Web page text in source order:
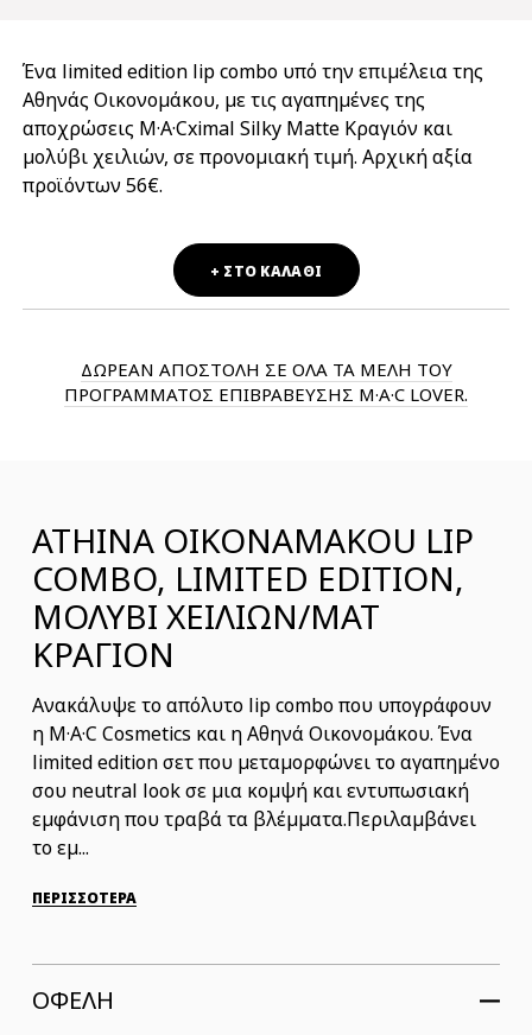
Ένα limited edition lip combo υπό την επιμέλεια της
Αθηνάς Οικονομάκου, με τις αγαπημένες της
αποχρώσεις M·A·Cximal Silky Matte Κραγιόν και
μολύβι χειλιών, σε προνομιακή τιμή. Αρχική αξία
προϊόντων 56€.
+ ΣΤΟ ΚΑΛΑΘΙ
ΔΩΡΕΑΝ ΑΠΟΣΤΟΛΗ ΣΕ ΟΛΑ ΤΑ ΜΕΛΗ ΤΟΥ
ΠΡΟΓΡΑΜΜΑΤΟΣ ΕΠΙΒΡΑΒΕΥΣΗΣ M·A·C LOVER.
ATHINA OIKONAMAKOU LIP
COMBO, LIMITED EDITION,
ΜΟΛΥΒΙ ΧΕΙΛΙΩΝ/ΜΑΤ
ΚΡΑΓΙΟΝ
Ανακάλυψε το απόλυτο lip combo που υπογράφουν
η M·A·C Cosmetics και η Αθηνά Οικονομάκου. Ένα
limited edition σετ που μεταμορφώνει το αγαπημένο
σου neutral look σε μια κομψή και εντυπωσιακή
εμφάνιση που τραβά τα βλέμματα.Περιλαμβάνει
το εμ...
ΠΕΡΙΣΣΟΤΕΡΑ
ΟΦΕΛΗ